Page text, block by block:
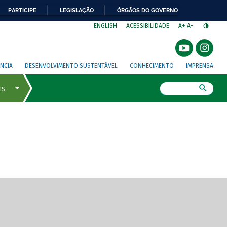
PARTICIPE LEGISLAÇÃO ÓRGÃOS DO GOVERNO
ENGLISH ACESSIBILIDADE A+ A-
DESENVOLVIMENTO SUSTENTÁVEL CONHECIMENTO IMPRENSA
de tela